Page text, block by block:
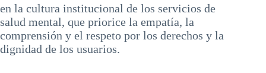
en la cultura institucional de los servicios de
salud mental, que priorice la empatía, la
comprensión y el respeto por los derechos y la
dignidad de los usuarios.